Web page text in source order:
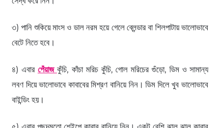
৩) পানি শুকিয়ে মাংস ও ডাল নরম হয়ে গেলে ব্লেন্ডার বা শিলপাটায় ভালোভাবে
বেটে নিতে হবে।
৪) এবার পেঁয়াজ কুঁচি, কাঁচা মরিচ কুঁচি, গোল মরিচের গুঁড়ো, ডিম ও সামান্য
লবণ দিয়ে ভালোভাবে কাবাবের মিশ্রণ বানিয়ে নিন। ডিম দিলে খুব ভালোভাবে
বাইন্ডিং হয়।